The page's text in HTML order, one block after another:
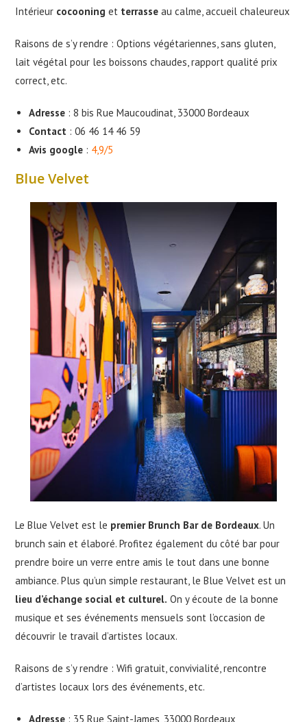
Intérieur cocooning et terrasse au calme, accueil chaleureux
Raisons de s’y rendre : Options végétariennes, sans gluten,
lait végétal pour les boissons chaudes, rapport qualité prix
correct, etc.
Adresse : 8 bis Rue Maucoudinat, 33000 Bordeaux
Contact : 06 46 14 46 59
Avis google : 4,9/5
Blue Velvet
Le Blue Velvet est le premier Brunch Bar de Bordeaux. Un
brunch sain et élaboré. Profitez également du côté bar pour
prendre boire un verre entre amis le tout dans une bonne
ambiance. Plus qu’un simple restaurant, le Blue Velvet est un
lieu d’échange social et culturel. On y écoute de la bonne
musique et ses événements mensuels sont l’occasion de
découvrir le travail d’artistes locaux.
Raisons de s’y rendre : Wifi gratuit, convivialité, rencontre
d’artistes locaux lors des événements, etc.
Adresse : 35 Rue Saint-James, 33000 Bordeaux